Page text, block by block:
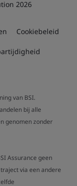
2026
Cookiebeleid
van BSI.
bij alle
genomen zonder
Assurance geen
via een andere